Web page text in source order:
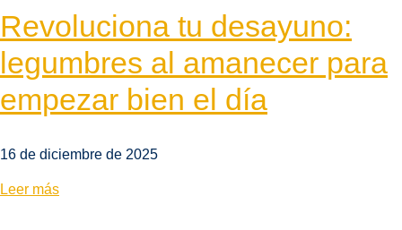
Revoluciona tu desayuno:
legumbres al amanecer para
empezar bien el día
16 de diciembre de 2025
Leer más